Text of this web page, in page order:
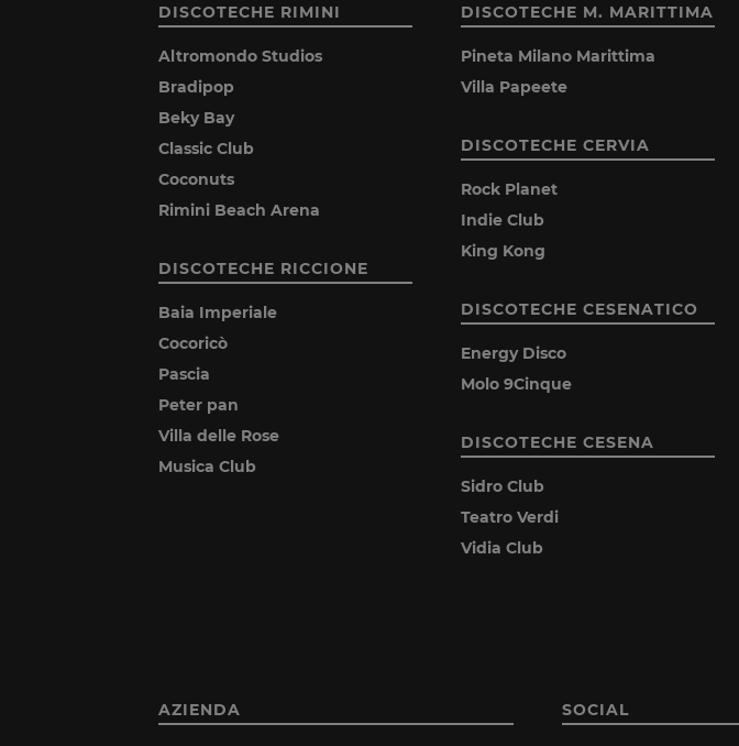
DISCOTECHE RIMINI
Altromondo Studios
Bradipop
Beky Bay
Classic Club
Coconuts
Rimini Beach Arena
DISCOTECHE RICCIONE
Baia Imperiale
Cocoricò
Pascia
Peter pan
Villa delle Rose
Musica Club
DISCOTECHE M. MARITTIMA
Pineta Milano Marittima
Villa Papeete
DISCOTECHE CERVIA
Rock Planet
Indie Club
King Kong
DISCOTECHE CESENATICO
Energy Disco
Molo 9Cinque
DISCOTECHE CESENA
Sidro Club
Teatro Verdi
Vidia Club
AZIENDA SOCIAL